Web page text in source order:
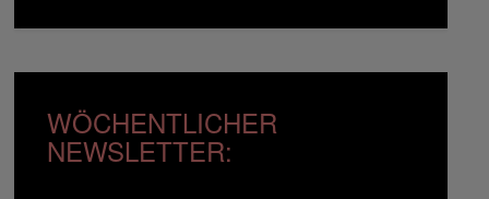
WÖCHENTLICHER
NEWSLETTER: